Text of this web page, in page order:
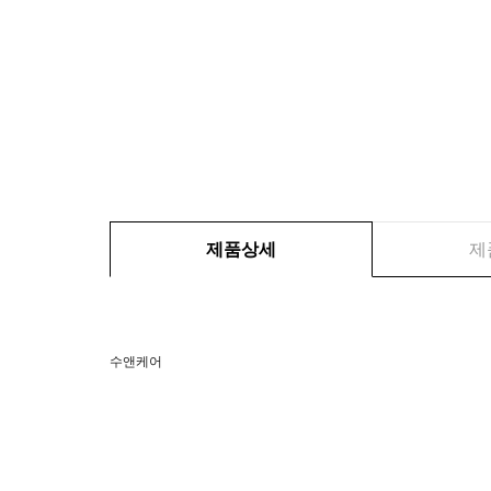
제품상세 제
수앤케어